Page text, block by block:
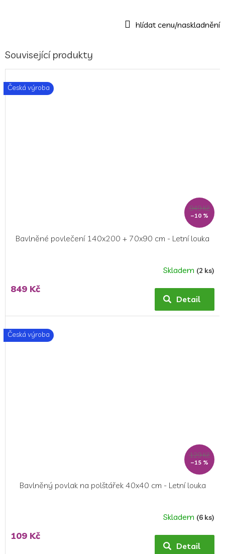
Související produkty
Česká výroba
949 Kč
–10 %
Bavlněné povlečení 140x200 + 70x90 cm - Letní louka
Skladem (2 ks)
849 Kč
Detail
Česká výroba
129 Kč
–15 %
Bavlněný povlak na polštářek 40x40 cm - Letní louka
Skladem (6 ks)
109 Kč
Detail